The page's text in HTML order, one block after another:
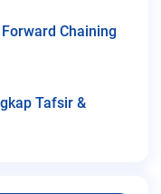
Chaining
Tafsir &